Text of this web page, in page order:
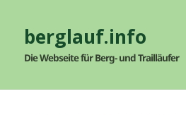
berglauf.info
Die Webseite für Berg- und Trailläufer